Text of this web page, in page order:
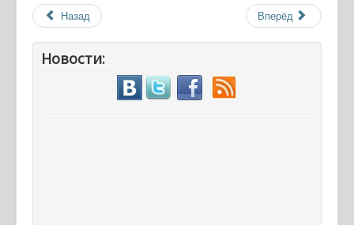
Назад Вперёд
Новости: